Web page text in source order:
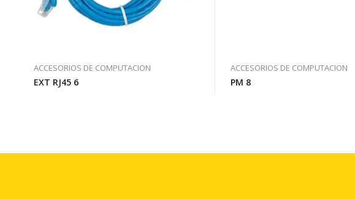
ACCESORIOS DE COMPUTACION
EXT RJ45 6
ACCESORIOS DE COMPUTACION
PM 8